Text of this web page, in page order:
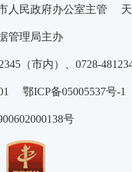
人民政府办公室主管 天
管理局主办
（市内）、0728-
鄂ICP备05005537号
号